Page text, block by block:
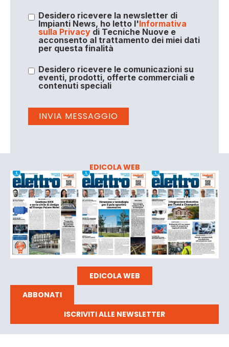
Desidero ricevere la newsletter di
Impianti News, ho letto l'Informativa
sulla Privacydi Tecniche Nuove e
acconsento al trattamento dei miei dati
per questa finalità
Desidero ricevere le comunicazioni su
eventi, prodotti, offerte commerciali e
contenuti speciali
EDICOLA WEB
EDICOLA WEB
ABBONATI
ISCRIVITI ALLE NEWSLETTER